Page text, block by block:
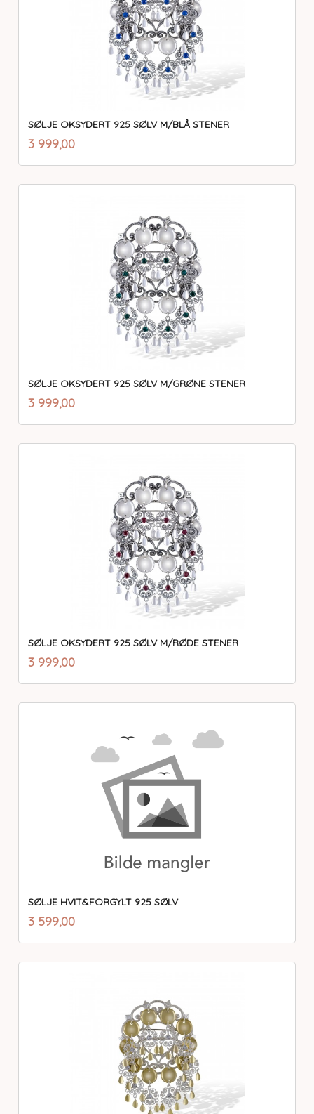
SØLJE OKSYDERT 925 SØLV M/BLÅ STENER
Pris
3 999,00mva.
SØLJE OKSYDERT 925 SØLV M/GRØNE STENER
Pris
3 999,00mva.
SØLJE OKSYDERT 925 SØLV M/RØDE STENER
Pris
3 999,00mva.
SØLJE HVIT&FORGYLT 925 SØLV
Pris
3 599,00mva.